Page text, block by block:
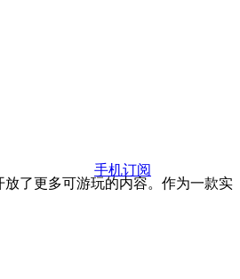
手机订阅
了更多可游玩的内容。作为一款实